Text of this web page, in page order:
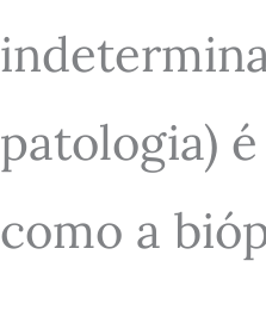
patologia)
como a